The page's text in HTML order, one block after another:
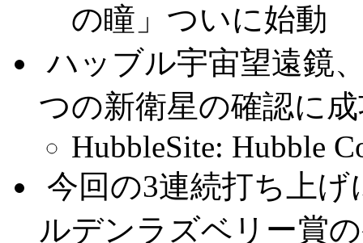
の瞳」ついに始動
.ハッブル宇宙望遠鏡
つの新衛星の確認に
HubbleSite: Hubble
今回の3連続打ち上
ルデンラズベリー賞